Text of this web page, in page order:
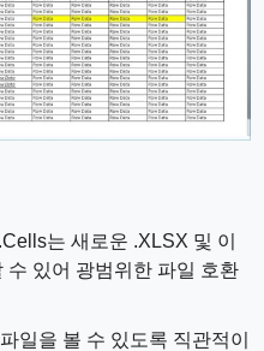
는 새로운 .XLSX 및 이
수 있어 광범위한 파일 호환
일을 볼 수 있도록 직관적이